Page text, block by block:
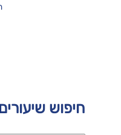
חיפוש שיעורים